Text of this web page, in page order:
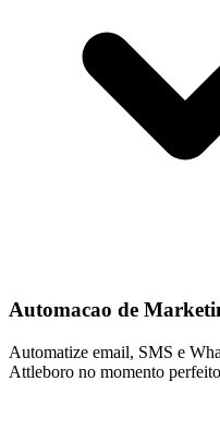
Automacao de
Automatize email, SMS e
Attleboro no momento